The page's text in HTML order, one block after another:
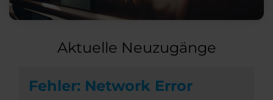
Aktuelle Neuzugänge
Fehler: Network Error